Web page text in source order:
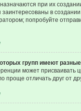
при их
в
попробуйте
групп имеют
может присваивать
проще отличать друг от